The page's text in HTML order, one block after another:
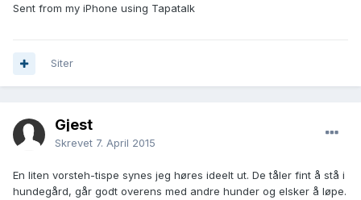
Sent from my iPhone using Tapatalk
Siter
Gjest
Skrevet 7. April 2015
En liten vorsteh-tispe synes jeg høres ideelt ut. De tåler fint å stå i
hundegård, går godt overens med andre hunder og elsker å løpe.